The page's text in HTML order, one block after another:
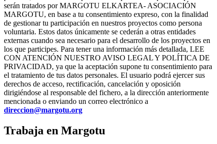
serán tratados por MARGOTU ELKARTEA- ASOCIACIÓN
MARGOTU, en base a tu consentimiento expreso, con la finalidad
de gestionar tu participación en nuestros proyectos como persona
voluntaria. Estos datos únicamente se cederán a otras entidades
externas cuando sea necesario para el desarrollo de los proyectos en
los que participes. Para tener una información más detallada, LEE
CON ATENCIÓN NUESTRO AVISO LEGAL Y POLÍTICA DE
PRIVACIDAD, ya que la aceptación supone tu consentimiento para
el tratamiento de tus datos personales. El usuario podrá ejercer sus
derechos de acceso, rectificación, cancelación y oposición
dirigiéndose al responsable del fichero, a la dirección anteriormente
mencionada o enviando un correo electrónico a
direccion@margotu.org
Trabaja en Margotu